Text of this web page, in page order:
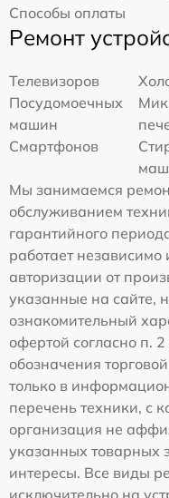
Способы оплаты
Ремонт
Телевизоров
Посудомоечных
машин
Смартфонов
Мы занимаемся
обслуживанием
гарантийного
работает
авторизации от
указанные на сайте,
ознакомительный
офертой согласно п.
обозначения
только в
перечень техники, с
организация не
указанных товарных
интересы. Все виды
исключительно на